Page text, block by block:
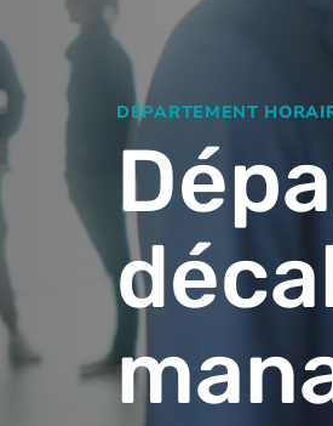
DÉPARTEMENT